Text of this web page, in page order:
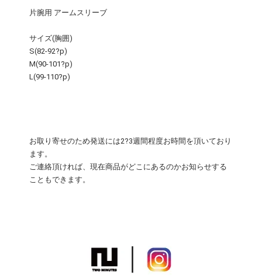
片腕用 アームスリーブ
サイズ(胸囲)
S(82-92?p)
M(90-101?p)
L(99-110?p)
お取り寄せのため発送には2?3週間程度お時間を頂いており
ます。
ご連絡頂ければ、現在商品がどこにあるのかお知らせする
こともできます。